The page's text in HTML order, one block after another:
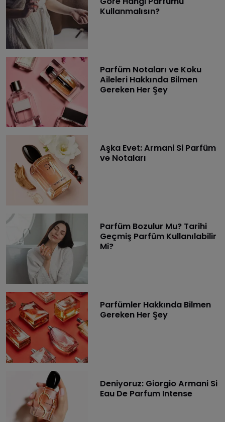
Kullanmalısın?
Parfüm Notaları ve Koku
Aileleri Hakkında Bilmen
Gereken Her Şey
Aşka Evet: Armani Si Parfüm
ve Notaları
Parfüm Bozulur Mu? Tarihi
Geçmiş Parfüm Kullanılabilir
Mi?
Parfümler Hakkında Bilmen
Gereken Her Şey
Deniyoruz: Giorgio Armani Si
Eau De Parfum Intense